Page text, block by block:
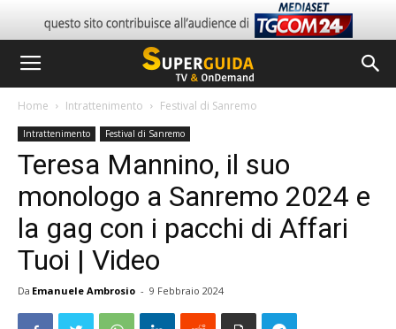
Home Intrattenimento Festival di Sanremo
Intrattenimento Festival di Sanremo
Teresa Mannino, il suo
monologo a Sanremo 2024 e
la gag con i pacchi di Affari
Tuoi | Video
Da Emanuele Ambrosio - 9 Febbraio 2024